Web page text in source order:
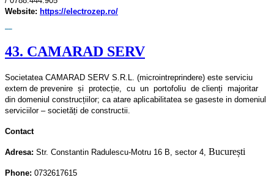
Website: https://electrozep.ro/
43. CAMARAD SERV
Societatea CAMARAD SERV S.R.L. (microintreprindere) este serviciu
extern de prevenire și protecție, cu un portofoliu de clienți majoritar
din domeniul construcțiilor; ca atare aplicabilitatea se gaseste in domeniul
serviciilor – societăți de constructii.
Contact
Adresa: Str. Constantin Radulescu-Motru 16 B, sector 4, București
Phone: 0732617615